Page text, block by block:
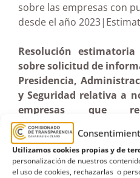
Utilizamos cookies propias y de
personalización de nuestros
el uso de cookies, rechazarlas o
sobre las empresas con
desde el año
Resolución
sobre solicitud de
Presidencia,
y Seguridad relativa a
empresas que
institucional desde el año